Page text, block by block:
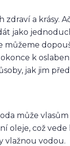
zdraví a krásy.
jako
můžeme
k
jak jim
může
oleje, což vede
vlažnou vodou.